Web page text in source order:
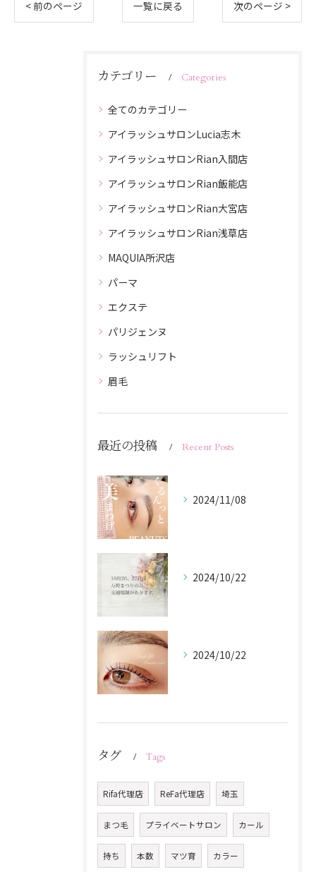
< 前のページ 一覧に戻る 次のページ >
カテゴリー Categories
全てのカテゴリー
アイラッシュサロンLucia志木
アイラッシュサロンRian入間店
アイラッシュサロンRian飯能店
アイラッシュサロンRian大宮店
アイラッシュサロンRian浅草店
MAQUIA所沢店
パーマ
エクステ
パリジェンヌ
ラッシュリフト
眉毛
最近の投稿 Recent Posts
2024/11/08
2024/10/22
2024/10/22
タグ Tags
Rifa代理店 ReFa代理店 埼玉
まつ毛 プライベートサロン カール
持ち 本数 マツ育 カラー